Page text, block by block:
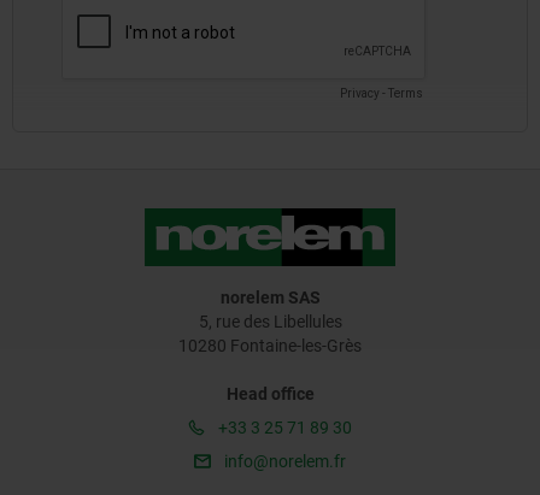
norelem SAS
5, rue des Libellules
10280 Fontaine-les-Grès
Head office
+33 3 25 71 89 30
info@norelem.fr